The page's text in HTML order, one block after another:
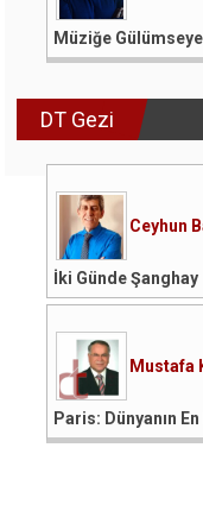
Müziğe
DT Gezi
Ceyhun
İki Günde Şanghay
Mustafa
Paris: Dünyanın